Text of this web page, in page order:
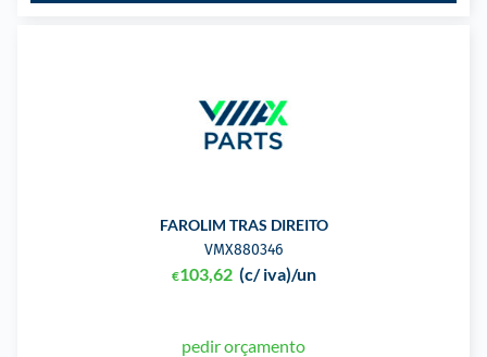
FAROLIM TRAS DIREITO
VMX880346
€103,62 (c/ iva)/un
pedir orçamento